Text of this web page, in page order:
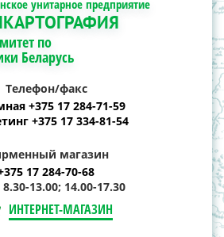
унитарное предприятие
по
Беларусь
Телефон/факс
+375 17 284-71-59
+375 17 334-81-54
магазин
17 284-70-68
13.00; 14.00-17.30
ИНТЕРНЕТ-МАГАЗИН